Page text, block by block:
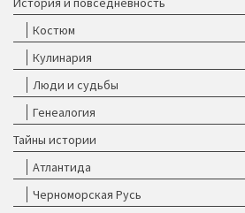
Костюм
Кулинария
Люди и судьбы
Генеалогия
Тайны истории
Атлантида
Черноморская Русь